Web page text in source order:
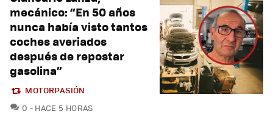
mecánico: “En 50 años
nunca había visto tantos
coches averiados
después de repostar
gasolina”
MOTORPASIÓN
0 COMENTARIOS
HACE 5 HORAS